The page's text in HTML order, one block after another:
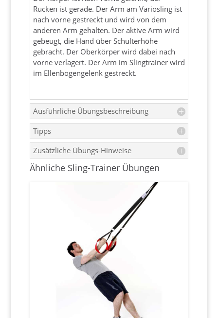
Rücken ist gerade. Der Arm am Variosling ist
nach vorne gestreckt und wird von dem
anderen Arm gehalten. Der aktive Arm wird
gebeugt, die Hand über Schulterhöhe
gebracht. Der Oberkörper wird dabei nach
vorne verlagert. Der Arm im Slingtrainer wird
im Ellenbogengelenk gestreckt.
Ausführliche Übungsbeschreibung
Tipps
Zusätzliche Übungs-Hinweise
Ähnliche Sling-Trainer Übungen